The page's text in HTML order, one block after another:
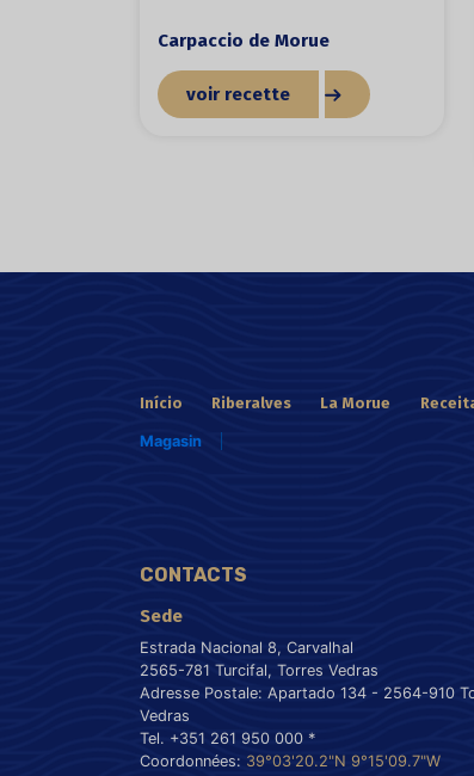
Carpaccio de Morue
voir recette
Início Riberalves La Morue
Magasin
CONTACTS
Sede
Estrada Nacional 8, Carvalhal
2565-781 Turcifal, Torres Vedras
Adresse Postale: Apartado 134 - 2564-910
Vedras
Tel. +351 261 950 000 *
Coordonnées: 39°03'20.2"N 9°15'09.7"W